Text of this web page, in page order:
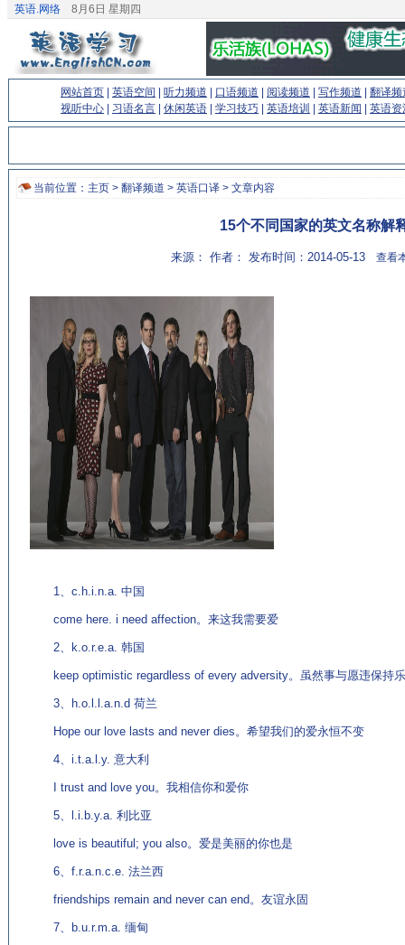
英语.网络 8月6日 星期四
网站首页 英语空间 听力频道 口语频道 阅读频道 写作频道
翻译频
视听中心
习语名言 休闲英语 学习技巧 英语培训 英语新闻 英语资
当前位置： 主页 > 翻译频道 > 英语口译 > 文章内容
15个不同国家的英文名称解
来源： 作者： 发布时间：2014-05-13 查看
1、c.h.i.n.a. 中国
come here. i need affection。来这我需要爱
2、k.o.r.e.a. 韩国
keep optimistic regardless of every adversity。虽然事与愿违保持
3、h.o.l.l.a.n.d 荷兰
Hope our love lasts and never dies。希望我们的爱永恒不变
4、i.t.a.l.y. 意大利
I trust and love you。我相信你和爱你
5、l.i.b.y.a. 利比亚
love is beautiful; you also。爱是美丽的你也是
6、f.r.a.n.c.e. 法兰西
friendships remain and never can end。友谊永固
7、b.u.r.m.a. 缅甸